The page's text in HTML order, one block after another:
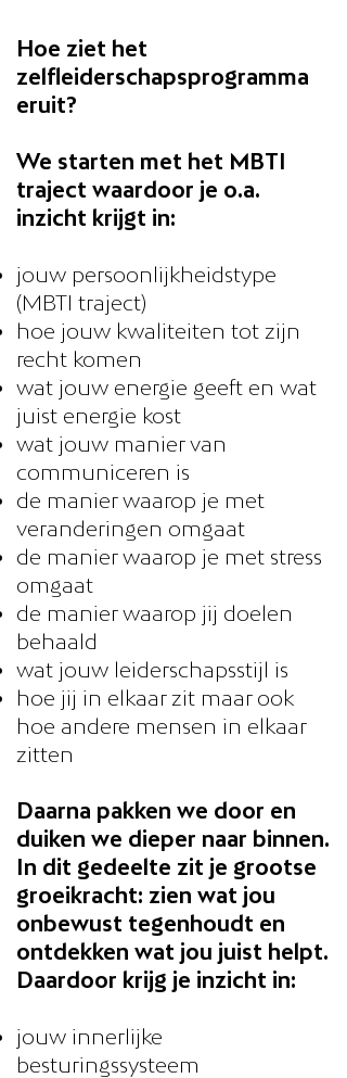
Hoe ziet het
zelfleiderschapsprogramma
eruit?
We starten met het MBTI
traject waardoor je o.a.
inzicht krijgt in:
jouw persoonlijkheidstype
(MBTI traject)
hoe jouw kwaliteiten tot zijn
recht komen
wat jouw energie geeft en wat
juist energie kost
wat jouw manier van
communiceren is
de manier waarop je met
veranderingen omgaat
de manier waarop je met stress
omgaat
de manier waarop jij doelen
behaald
wat jouw leiderschapsstijl is
hoe jij in elkaar zit maar ook
hoe andere mensen in elkaar
zitten
Daarna pakken we door en
duiken we dieper naar binnen.
In dit gedeelte zit je grootse
groeikracht: zien wat jou
onbewust tegenhoudt en
ontdekken wat jou juist helpt.
Daardoor krijg je inzicht in:
jouw innerlijke
besturingssysteem